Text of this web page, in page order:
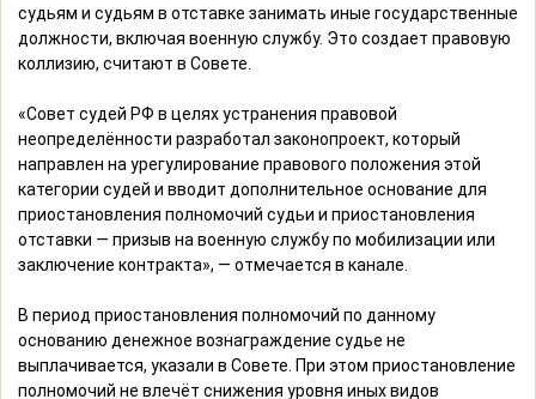
судьям и судьям в отставке занимать иные государственные
должности, включая военную службу. Это создает правовую
коллизию, считают в Совете.
«Совет судей РФ в целях устранения правовой
неопределённости разработал законопроект, который
направлен на урегулирование правового положения этой
категории судей и вводит дополнительное основание для
приостановления полномочий судьи и приостановления
отставки — призыв на военную службу по мобилизации или
заключение контракта», — отмечается в канале.
В период приостановления полномочий по данному
основанию денежное вознаграждение судье не
выплачивается, указали в Совете. При этом приостановление
полномочий не влечёт снижения уровня иных видов